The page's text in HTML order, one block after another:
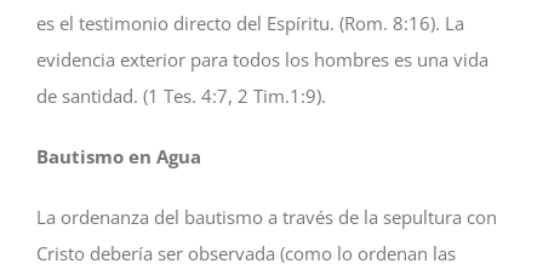
es el testimonio directo del Espíritu. (Rom. 8:16). La
evidencia exterior para todos los hombres es una vida
de santidad. (1 Tes. 4:7, 2 Tim.1:9).
Bautismo en Agua
La ordenanza del bautismo a través de la sepultura con
Cristo debería ser observada (como lo ordenan las